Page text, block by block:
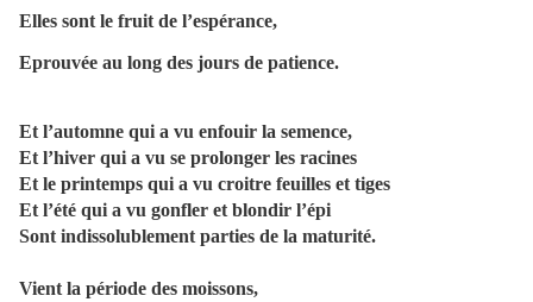
Elles sont le fruit de l’espérance,
Eprouvée au long des jours de patience.
Et l’automne qui a vu enfouir la semence,
Et l’hiver qui a vu se prolonger les racines
Et le printemps qui a vu croitre feuilles et tiges
Et l’été qui a vu gonfler et blondir l’épi
Sont indissolublement parties de la maturité.
Vient la période des moissons,